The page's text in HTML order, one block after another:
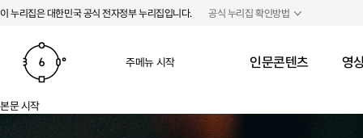
본문 바로가기
주메뉴 바로가기
이 누리집은 대한민국 공식 전자정부 누리집입니다. 공식 누리집 확인방법
주메뉴 시작 인문콘텐츠 영
본문 시작